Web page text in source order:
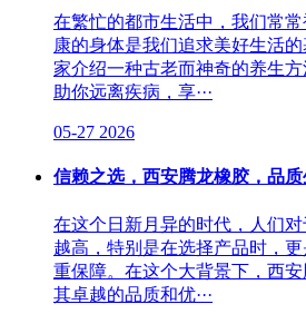
在繁忙的都市生活中，我们常
康的身体是我们追求美好生活
家介绍一种古老而神奇的养生
助你远离疾病，享···
05-27 2026
信赖之选，西安腾龙橡胶，品质
在这个日新月异的时代，人们
越高，特别是在选择产品时，
重保障。在这个大背景下，西
其卓越的品质和优···